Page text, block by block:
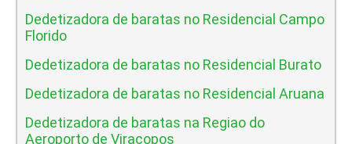
Dedetizadora de baratas no Residencial Campo
Florido
Dedetizadora de baratas no Residencial Burato
Dedetizadora de baratas no Residencial Aruana
Dedetizadora de baratas na Regiao do
Aeroporto de Viracopos